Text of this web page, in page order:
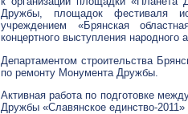
Дружбы, площадок фестиваля
учреждением «Брянская
концертного выступления
Департаментом строительства
по ремонту Монумента Дружбы.
Активная работа по подготовке
Дружбы «Славянское единство-2011 »